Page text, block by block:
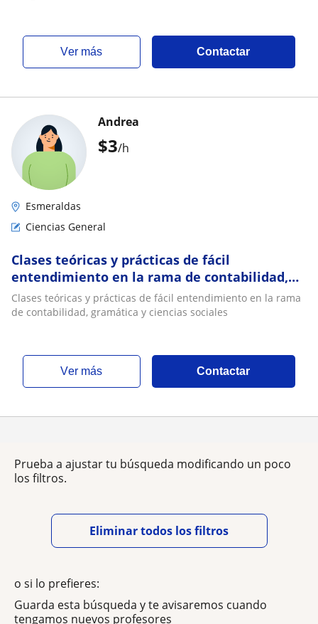
ver más Contactar
$3/h
Andrea
Esmeraldas
Ciencias General
Clases teóricas y prácticas de fácil
entendimiento en la rama de contabilidad,
gramática y ciencias sociales
Clases teóricas y prácticas de fácil entendimiento en la rama
de contabilidad, gramática y ciencias sociales
ver más Contactar
Prueba a ajustar tu búsqueda modificando un poco
los filtros.
Eliminar todos los filtros
o si lo prefieres:
Guarda esta búsqueda y te avisaremos cuando
tengamos nuevos profesores